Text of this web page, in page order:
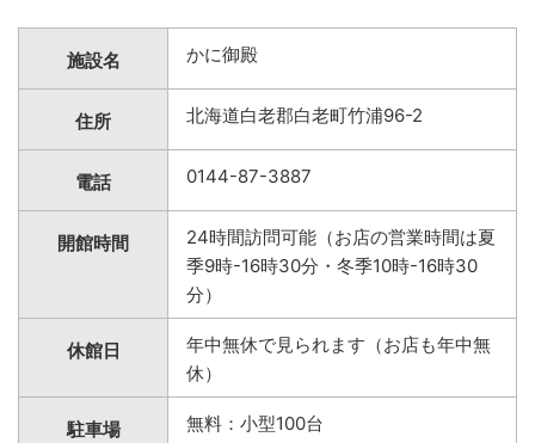
施設名 かに御殿
住所 北海道白老郡白老町竹浦96-2
電話 0144-87-3887
開館時間
24時間訪問可能（お店の営業時間は夏
季9時-16時30分・冬季10時-16時30
分）
休館日
年中無休で見られます（お店も年中無
休）
駐車場 無料：小型100台